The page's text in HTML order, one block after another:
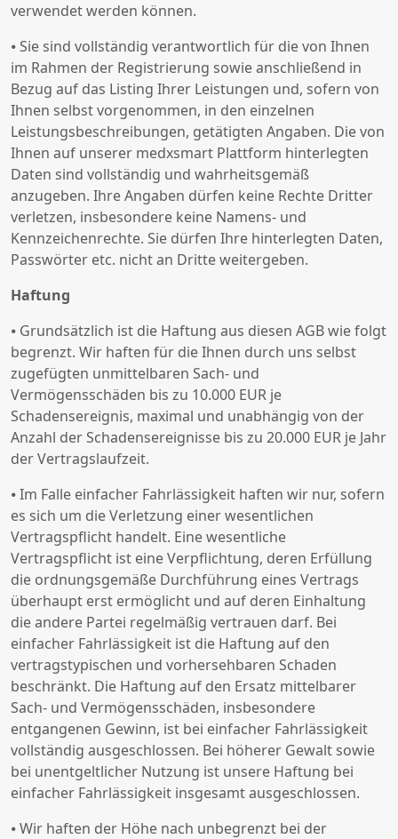
verwendet werden können.
⦁ Sie sind vollständig verantwortlich für die von Ihnen
im Rahmen der Registrierung sowie anschließend in
Bezug auf das Listing Ihrer Leistungen und, sofern von
Ihnen selbst vorgenommen, in den einzelnen
Leistungsbeschreibungen, getätigten Angaben. Die von
Ihnen auf unserer medxsmart Plattform hinterlegten
Daten sind vollständig und wahrheitsgemäß
anzugeben. Ihre Angaben dürfen keine Rechte Dritter
verletzen, insbesondere keine Namens- und
Kennzeichenrechte. Sie dürfen Ihre hinterlegten Daten,
Passwörter etc. nicht an Dritte weitergeben.
Haftung
⦁ Grundsätzlich ist die Haftung aus diesen AGB wie folgt
begrenzt. Wir haften für die Ihnen durch uns selbst
zugefügten unmittelbaren Sach- und
Vermögensschäden bis zu 10.000 EUR je
Schadensereignis, maximal und unabhängig von der
Anzahl der Schadensereignisse bis zu 20.000 EUR je Jahr
der Vertragslaufzeit.
⦁ Im Falle einfacher Fahrlässigkeit haften wir nur, sofern
es sich um die Verletzung einer wesentlichen
Vertragspflicht handelt. Eine wesentliche
Vertragspflicht ist eine Verpflichtung, deren Erfüllung
die ordnungsgemäße Durchführung eines Vertrags
überhaupt erst ermöglicht und auf deren Einhaltung
die andere Partei regelmäßig vertrauen darf. Bei
einfacher Fahrlässigkeit ist die Haftung auf den
vertragstypischen und vorhersehbaren Schaden
beschränkt. Die Haftung auf den Ersatz mittelbarer
Sach- und Vermögensschäden, insbesondere
entgangenen Gewinn, ist bei einfacher Fahrlässigkeit
vollständig ausgeschlossen. Bei höherer Gewalt sowie
bei unentgeltlicher Nutzung ist unsere Haftung bei
einfacher Fahrlässigkeit insgesamt ausgeschlossen.
⦁ Wir haften der Höhe nach unbegrenzt bei der